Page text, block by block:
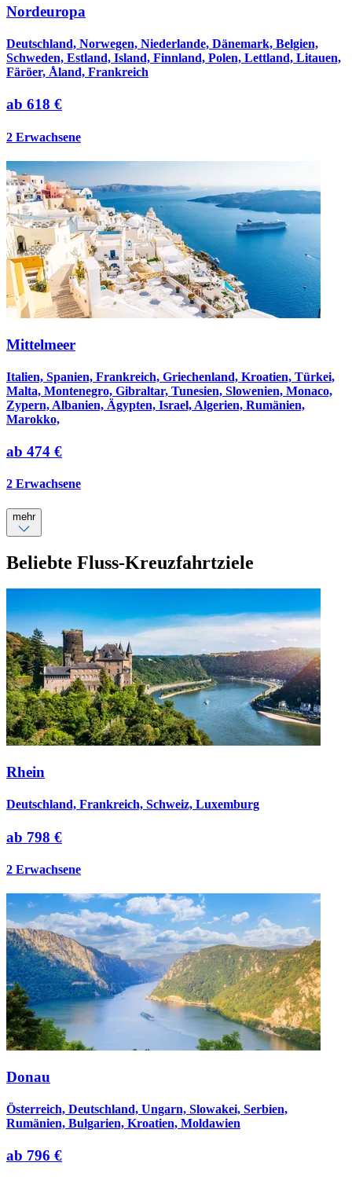
Nordeuropa
Deutschland, Norwegen, Niederlande, Dänemark, Belgien,
Schweden, Estland, Island, Finnland, Polen, Lettland, Litauen,
Färöer, Åland, Frankreich
ab 618 €
2 Erwachsene
Mittelmeer
Italien, Spanien, Frankreich, Griechenland, Kroatien, Türkei,
Malta, Montenegro, Gibraltar, Tunesien, Slowenien, Monaco,
Zypern, Albanien, Ägypten, Israel, Algerien, Rumänien,
Marokko,
ab 474 €
2 Erwachsene
mehr
Beliebte Fluss-Kreuzfahrtziele
Rhein
Deutschland, Frankreich, Schweiz, Luxemburg
ab 798 €
2 Erwachsene
Donau
Österreich, Deutschland, Ungarn, Slowakei, Serbien,
Rumänien, Bulgarien, Kroatien, Moldawien
ab 796 €